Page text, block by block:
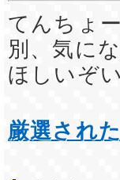
てんちょ
別、気に
ほしいぞい
厳選され